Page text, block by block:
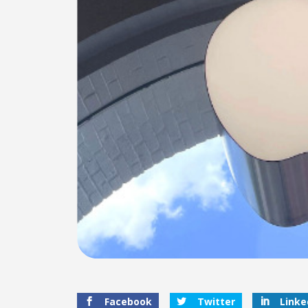
Facebook Twitter